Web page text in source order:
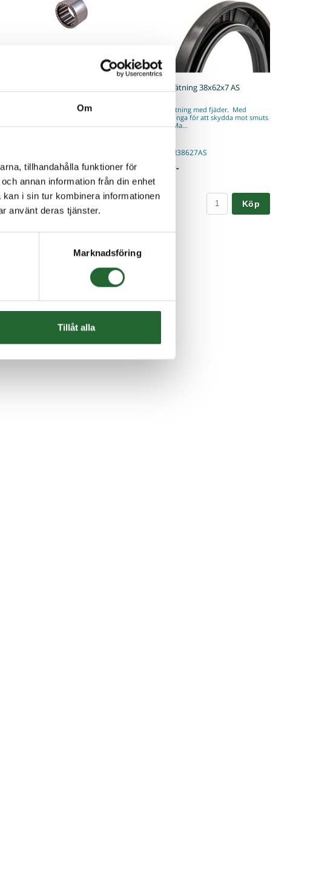
Om
tillhandahålla funktioner för
annan information från din enhet
i sin tur kombinera informationen
använt deras tjänster.
Marknadsföring
Tillåt alla
FRINAV HF 1216 B Innerdiameter:
16mm
135,00 :-
Radialtätning 38x62x7 AS
Radialtätning med fjäder. Med
dammtunga för att skydda mot smuts
utifrån Ma...
Art nr. R38627AS
43,75 :-
Köp